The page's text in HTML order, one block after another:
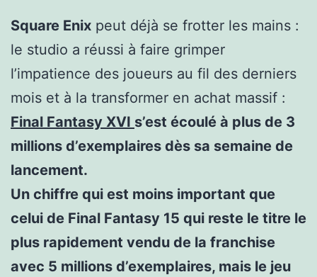
Square Enix peut déjà se frotter les mains :
le studio a réussi à faire grimper
l’impatience des joueurs au fil des derniers
mois et à la transformer en achat massif :
Final Fantasy XVI s’est écoulé à plus de 3
millions d’exemplaires dès sa semaine de
lancement.
Un chiffre qui est moins important que
celui de Final Fantasy 15 qui reste le titre le
plus rapidement vendu de la franchise
avec 5 millions d’exemplaires, mais le jeu